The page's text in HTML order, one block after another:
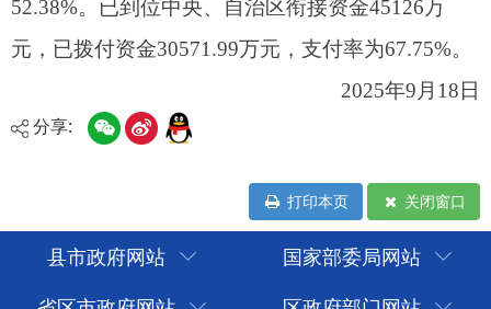
分享:
打印本页 关闭窗口
县市政府网站
国家部委局网站